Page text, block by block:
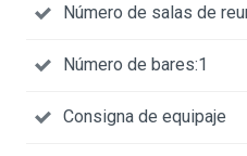
Número de salas de
Número de bares:1
Consigna de equipaje